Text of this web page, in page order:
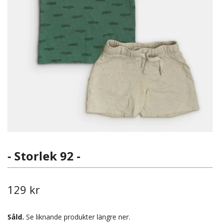
- Storlek 92 -
129 kr
Såld. Se liknande produkter längre ner.